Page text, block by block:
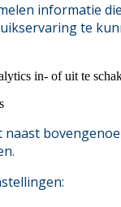
informatie
te
in- of uit te
naast